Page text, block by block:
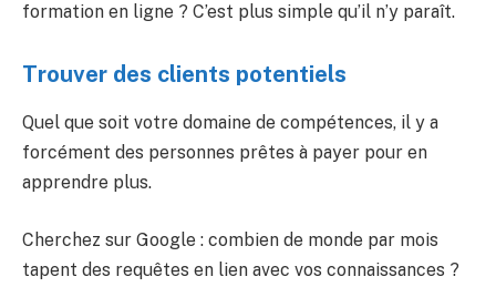
formation en ligne ? C’est plus simple qu’il n’y paraît.
Trouver des clients potentiels
Quel que soit votre domaine de compétences, il y a
forcément des personnes prêtes à payer pour en
apprendre plus.
Cherchez sur Google : combien de monde par mois
tapent des requêtes en lien avec vos connaissances ?